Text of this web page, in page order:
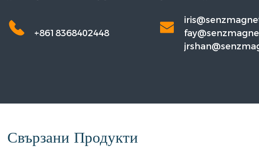
+8618368402448
Свързани Продукти